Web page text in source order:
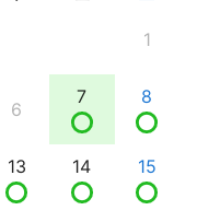
1
6
7 8
13 14 15